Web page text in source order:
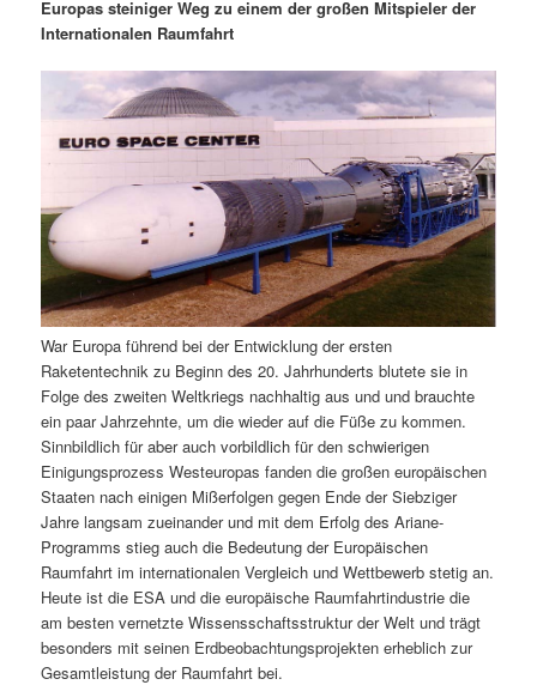
e
n
I
n
h
a
l
t
s
p
r
ä
r
e
n
I
n
h
a
l
t
s
n
a
o
n
Europas steiniger Weg zu einem der großen Mitspieler der
Internationalen Raumfahrt
War Europa führend bei der Entwicklung der ersten
Raketentechnik zu Beginn des 20. Jahrhunderts blutete sie in
Folge des zweiten Weltkriegs nachhaltig aus und und brauchte
ein paar Jahrzehnte, um die wieder auf die Füße zu kommen.
Sinnbildlich für aber auch vorbildlich für den schwierigen
Einigungsprozess Westeuropas fanden die großen europäischen
Staaten nach einigen Mißerfolgen gegen Ende der Siebziger
Jahre langsam zueinander und mit dem Erfolg des Ariane-
Programms stieg auch die Bedeutung der Europäischen
Raumfahrt im internationalen Vergleich und Wettbewerb stetig an.
Heute ist die ESA und die europäische Raumfahrtindustrie die
am besten vernetzte Wissensschaftsstruktur der Welt und trägt
besonders mit seinen Erdbeobachtungsprojekten erheblich zur
Gesamtleistung der Raumfahrt bei.